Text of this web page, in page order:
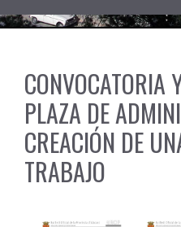
CONVOCATORIA
PLAZA DE
CREACIÓN DE
TRABAJO